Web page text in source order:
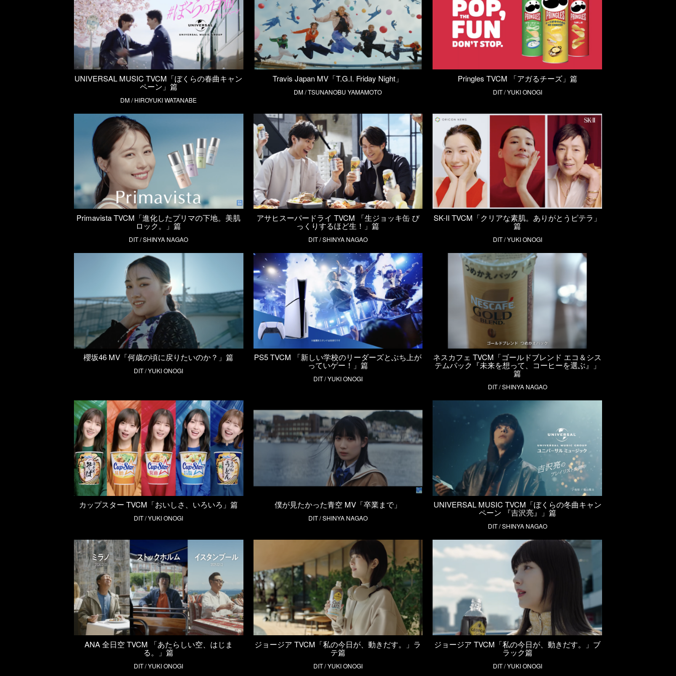
UNIVERSAL MUSIC TVCM「ぼくらの春曲キャン
ペーン」篇
DM / HIROYUKI WATANABE
Travis Japan MV「T.G.I. Friday Night」
DM / TSUNANOBU YAMAMOTO
Pringles TVCM 「アガるチーズ」篇
DIT / YUKI ONOGI
Primavista TVCM「進化したプリマの下地。美肌
ロック。」篇
DIT / SHINYA NAGAO
アサヒスーパードライ TVCM 「生ジョッキ缶 び
っくりするほど生！」篇
DIT / SHINYA NAGAO
SK-II TVCM「クリアな素肌。ありがとうピテラ」
篇
DIT / YUKI ONOGI
櫻坂46 MV「何歳の頃に戻りたいのか？」篇
DIT / YUKI ONOGI
PS5 TVCM 「新しい学校のリーダーズとぶち上が
っていゲー！」篇
DIT / YUKI ONOGI
ネスカフェ TVCM「ゴールドブレンド エコ＆シス
テムパック『未来を想って、コーヒーを選ぶ』」
篇
DIT / SHINYA NAGAO
カップスター TVCM「おいしさ、いろいろ」篇
DIT / YUKI ONOGI
僕が見たかった青空 MV「卒業まで」
DIT / SHINYA NAGAO
UNIVERSAL MUSIC TVCM「ぼくらの冬曲キャン
ペーン 『吉沢亮』」篇
DIT / SHINYA NAGAO
ANA 全日空 TVCM 「あたらしい空、はじま
る。」篇
DIT / YUKI ONOGI
ジョージア TVCM「私の今日が、動きだす。」ラ
テ篇
DIT / YUKI ONOGI
ジョージア TVCM「私の今日が、動きだす。」ブ
ラック篇
DIT / YUKI ONOGI